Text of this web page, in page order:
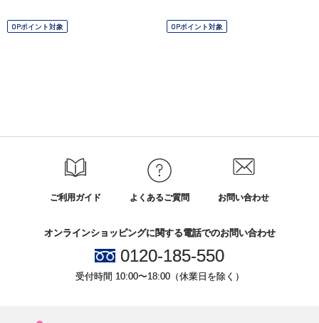
OPポイント対象 OPポイント対象
ご利用ガイド よくあるご質問 お問い合わせ
オンラインショッピングに関する電話でのお問い合わせ
0120-185-550
受付時間 10:00〜18:00（休業日を除く）